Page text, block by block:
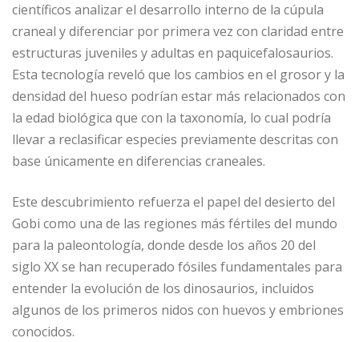
científicos analizar el desarrollo interno de la cúpula
craneal y diferenciar por primera vez con claridad entre
estructuras juveniles y adultas en paquicefalosaurios.
Esta tecnología reveló que los cambios en el grosor y la
densidad del hueso podrían estar más relacionados con
la edad biológica que con la taxonomía, lo cual podría
llevar a reclasificar especies previamente descritas con
base únicamente en diferencias craneales.
Este descubrimiento refuerza el papel del desierto del
Gobi como una de las regiones más fértiles del mundo
para la paleontología, donde desde los años 20 del
siglo XX se han recuperado fósiles fundamentales para
entender la evolución de los dinosaurios, incluidos
algunos de los primeros nidos con huevos y embriones
conocidos.